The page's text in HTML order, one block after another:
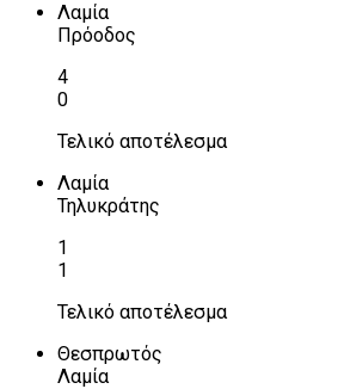
Λαμία
Πρόοδος
4
0
Τελικό αποτέλεσμα
Λαμία
Τηλυκράτης
1
1
Τελικό αποτέλεσμα
Θεσπρωτός
Λαμία